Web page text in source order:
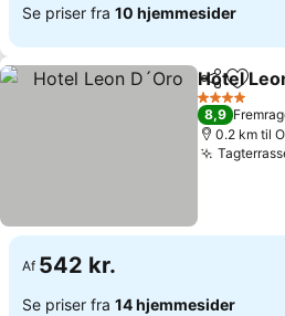
Se priser fra 10 hjemmesider
Del Føj til
Hotel
4 Stjerner
8,9
0.2 km til
Af 542 kr.
Se priser fra 14 hjemmesider